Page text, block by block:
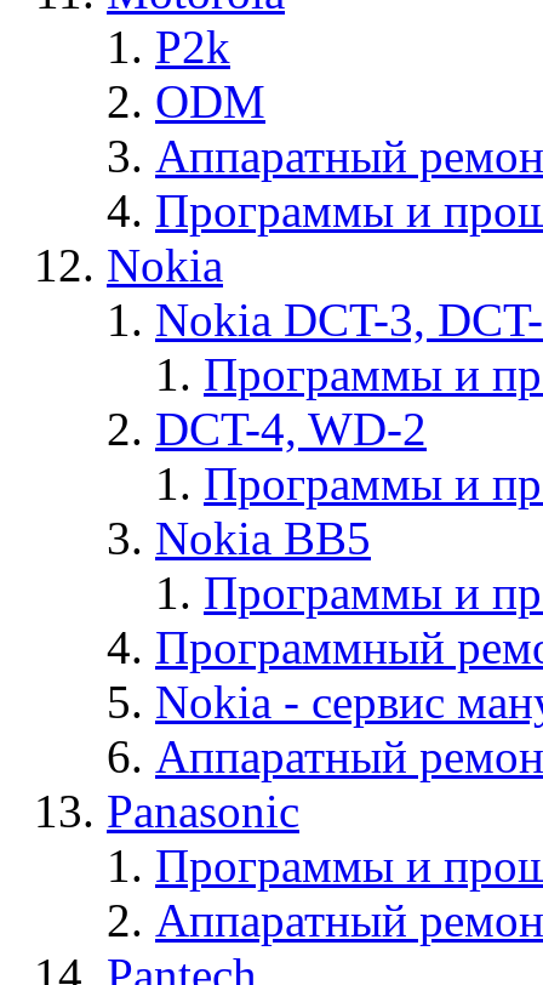
P2k
ODM
Аппаратный
Программы и
Nokia
Nokia DCT-3,
Программы и
DCT-4, WD-2
Программы и
Nokia BB5
Программы и
Программный
Nokia - cервис
Аппаратный
Panasonic
Программы и
Аппаратный